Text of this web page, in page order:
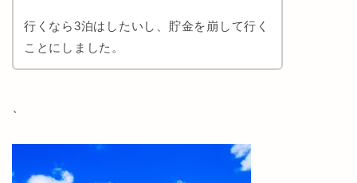
行くなら3泊はしたいし、貯金を崩して行く
ことにしました。